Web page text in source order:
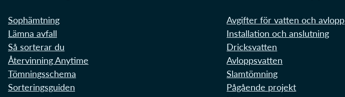
Sophämtning
Lämna avfall
Så sorterar du
Återvinning Anytime
Tömningsschema
Sorteringsguiden
Avgifter för vatten och avlopp
Installation och anslutning
Dricksvatten
Avloppsvatten
Slamtömning
Pågående projekt